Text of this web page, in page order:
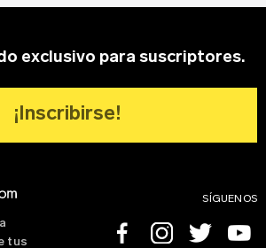
exclusivo para suscriptores.
¡Inscribirse!
tus
SÍGUENOS
FacebookInstagram TwitterYoutube